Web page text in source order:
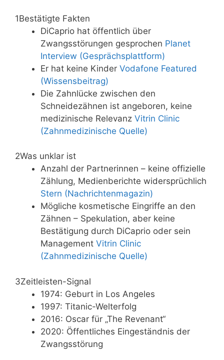
1Bestätigte Fakten
DiCaprio hat öffentlich über
Zwangsstörungen gesprochen Planet
Interview (Gesprächsplattform)
Er hat keine Kinder Vodafone Featured
(Wissensbeitrag)
Die Zahnlücke zwischen den
Schneidezähnen ist angeboren, keine
medizinische Relevanz Vitrin Clinic
(Zahnmedizinische Quelle)
2Was unklar ist
Anzahl der Partnerinnen – keine offizielle
Zählung, Medienberichte widersprüchlich
Stern (Nachrichtenmagazin)
Mögliche kosmetische Eingriffe an den
Zähnen – Spekulation, aber keine
Bestätigung durch DiCaprio oder sein
Management Vitrin Clinic
(Zahnmedizinische Quelle)
3Zeitleisten-Signal
1974: Geburt in Los Angeles
1997: Titanic-Welterfolg
2016: Oscar für „The Revenant“
2020: Öffentliches Eingeständnis der
Zwangsstörung